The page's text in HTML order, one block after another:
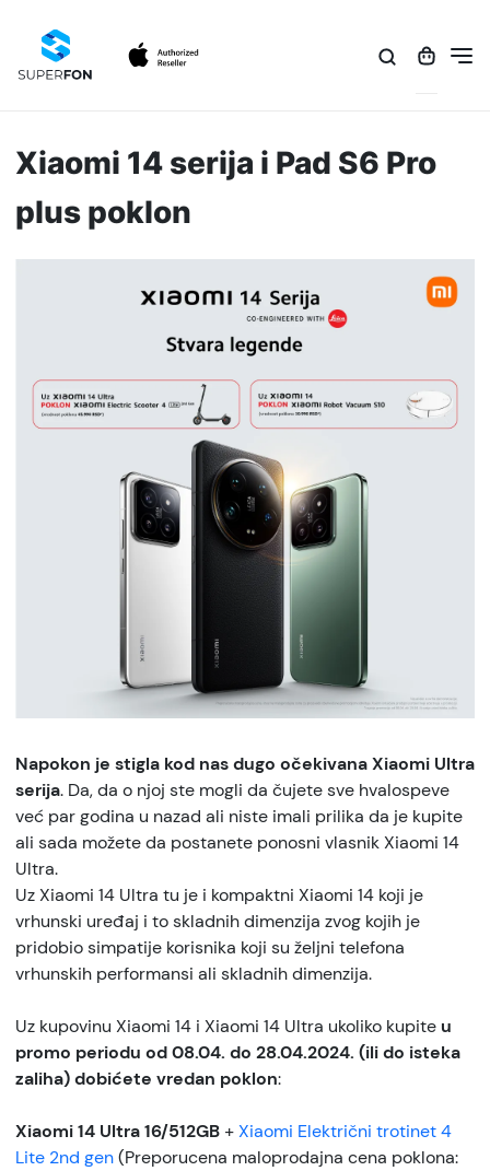
Xiaomi 14 serija i Pad S6 Pro
plus poklon
Napokon je stigla kod nas dugo očekivana Xiaomi Ultra
serija. Da, da o njoj ste mogli da čujete sve hvalospeve
već par godina u nazad ali niste imali prilika da je kupite
ali sada možete da postanete ponosni vlasnik Xiaomi 14
Ultra.
Uz Xiaomi 14 Ultra tu je i kompaktni Xiaomi 14 koji je
vrhunski uređaj i to skladnih dimenzija zvog kojih je
pridobio simpatije korisnika koji su željni telefona
vrhunskih performansi ali skladnih dimenzija.
Uz kupovinu Xiaomi 14 i Xiaomi 14 Ultra ukoliko kupite u
promo periodu od 08.04. do 28.04.2024. (ili do isteka
zaliha) dobićete vredan poklon:
Xiaomi 14 Ultra 16/512GB +Xiaomi Električni trotinet 4
Lite 2nd gen(Preporucena maloprodajna cena poklona: